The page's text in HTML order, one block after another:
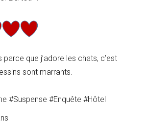
que j’adore les chats, c’est
sont marrants.
#Suspense #Enquête #Hôtel